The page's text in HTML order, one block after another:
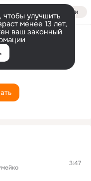
Войти
улучшить
менее 13 лет,
ваш законный
Sisters
3:47